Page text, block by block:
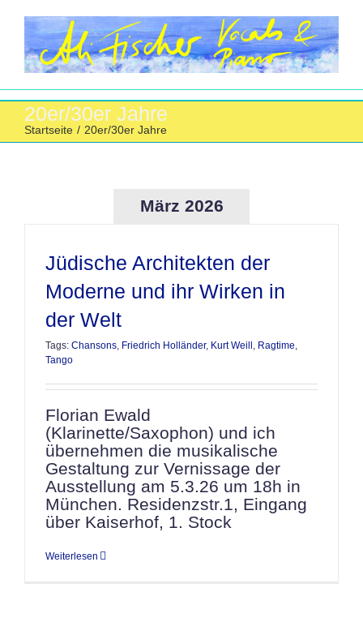
Inhalt
springen
20er/30er Jahre
Startseite / 20er/30er Jahre
März 2026
Jüdische Architekten der
Moderne und ihr Wirken in
der Welt
Tags: Chansons Friedrich Holländer, Kurt Weill Ragtime
Tango
Florian Ewald
(Klarinette/Saxophon) und ich
übernehmen die musikalische
Gestaltung zur Vernissage der
Ausstellung am 5.3.26 um 18h in
München. Residenzstr.1, Eingang
über Kaiserhof, 1. Stock
Weiterlesen